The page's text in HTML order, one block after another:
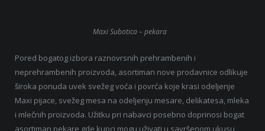
Maxi Subotica – pekara
Pored bogatog izbora raznovrsnih prehrambenih i
neprehrambenih proizvoda, asortiman nove prodavnice odlikuje
široka ponuda uvek svežeg voća i povrća koje krasi odeljenje
Maxi pijace, svežeg mesa na odeljenju mesare, delikatesa, mleka
i mlečnih proizvoda. Užitku pri nabavci posebno doprinosi bogat
asortiman pekare gde kupci mogu uživati u savršenom ukusu